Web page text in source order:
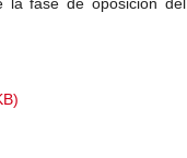
la fase de oposición del